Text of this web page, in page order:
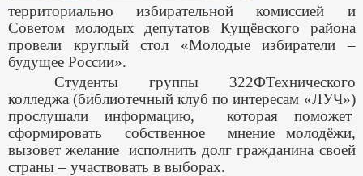
территориально избирательной комиссией и
Советом молодых депутатов Кущёвского района
провели круглый стол «Молодые избиратели –
будущее России».
Студенты группы 322ФТехнического
колледжа (библиотечный клуб по интересам «ЛУЧ»)
прослушали информацию, которая поможет
сформировать собственное мнение молодёжи,
вызовет желание исполнить долг гражданина своей
страны – участвовать в выборах.